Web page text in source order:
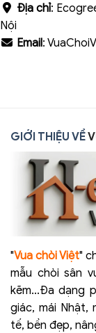
Địa chỉ:
Nội
Email:
GIỚI THIỆU VỀ
"Vua chòi Việt"
mẫu chòi sân
kẽm...Đa dạng
giác, mái Nhật,
tế, bền đẹp,